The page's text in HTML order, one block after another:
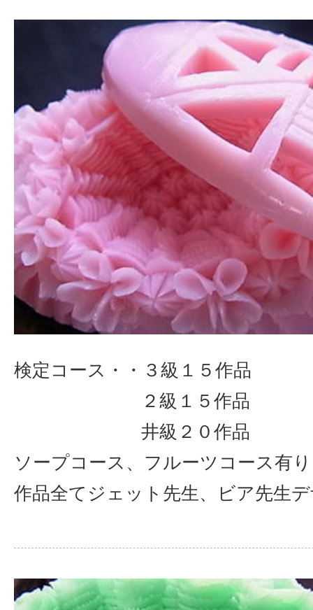
検定コース・・３級１５作品
２級１５作品
井級２０作品
ソープコース、フルーツコース有
作品全てジェット先生、ビア先生